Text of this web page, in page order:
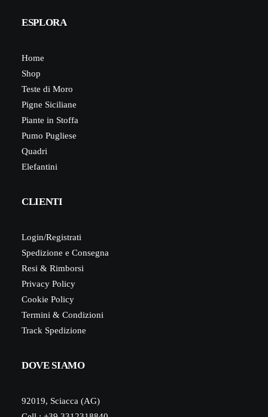
ESPLORA
Home
Shop
Teste di Moro
Pigne Siciliane
Piante in Stoffa
Pumo Pugliese
Quadri
Elefantini
CLIENTI
Login/Registrati
Spedizione e Consegna
Resi & Rimborsi
Privacy Policy
Cookie Policy
Termini & Condizioni
Track Spedizione
DOVE SIAMO
92019, Sciacca (AG)